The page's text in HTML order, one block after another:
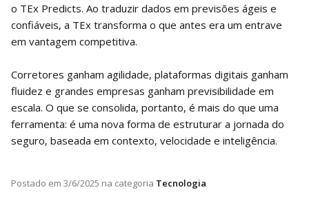
o TEx Predicts. Ao traduzir dados em previsões ágeis e
confiáveis, a TEx transforma o que antes era um entrave
em vantagem competitiva.
Corretores ganham agilidade, plataformas digitais ganham
fluidez e grandes empresas ganham previsibilidade em
escala. O que se consolida, portanto, é mais do que uma
ferramenta: é uma nova forma de estruturar a jornada do
seguro, baseada em contexto, velocidade e inteligência.
Postado em 3/6/2025 na categoria Tecnologia